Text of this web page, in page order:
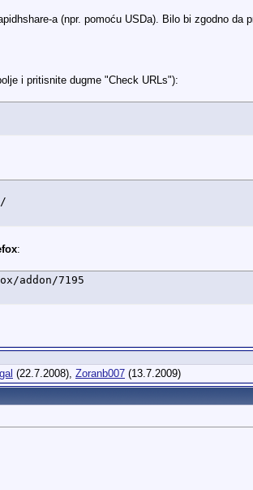
a (npr. pomoću USDa). Bilo bi zgodno
i pritisnite dugme "Check URLs"):
:
addon/7195
(22.7.2008), Zoranb007(13.7.2009)